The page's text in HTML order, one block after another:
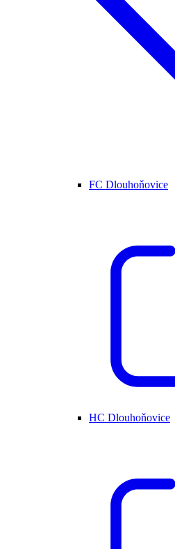
FC Dlouhoňovice
HC Dlouhoňovice